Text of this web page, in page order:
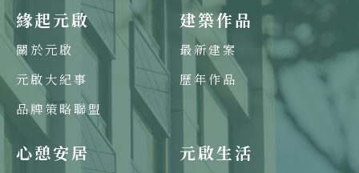
緣起元啟
關於元啟
元啟大紀事
品牌策略聯盟
建築作品
最新建案
歷年作品
心憩安居 元啟生活